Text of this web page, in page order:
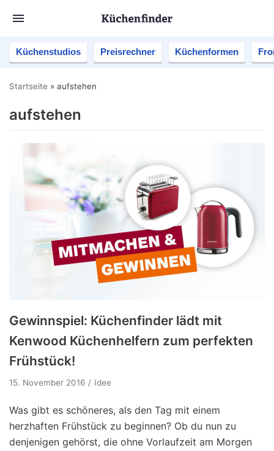
Küchenstudios Preisrechner Küchenformen
Startseite » aufstehen
aufstehen
Gewinnspiel: Küchenfinder lädt mit
Kenwood Küchenhelfern zum perfekten
Frühstück!
15. November 2016 Idee
Was gibt es schöneres, als den Tag mit einem
herzhaften Frühstück zu beginnen? Ob du nun zu
denjenigen gehörst, die ohne Vorlaufzeit am Morgen